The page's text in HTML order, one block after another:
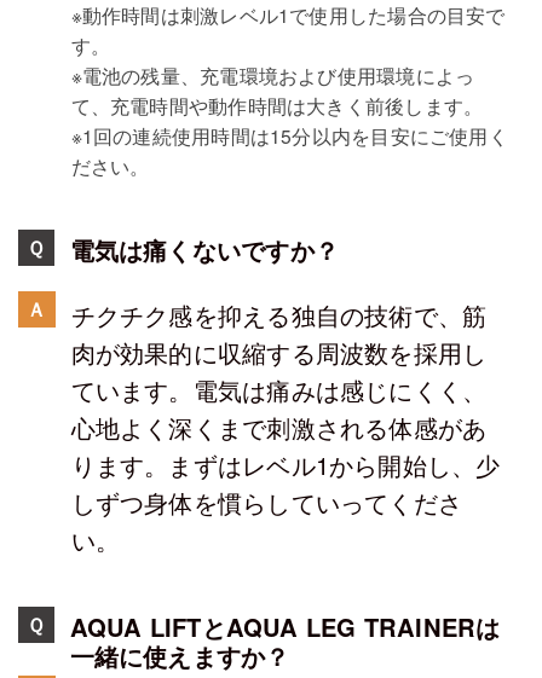
※動作時間は刺激レベル1で使用した場合の目安で
す。
※電池の残量、充電環境および使用環境によっ
て、充電時間や動作時間は大きく前後します。
※1回の連続使用時間は15分以内を目安にご使用く
ださい。
Ｑ 電気は痛くないですか？
Ａ
チクチク感を抑える独自の技術で、筋
肉が効果的に収縮する周波数を採用し
ています。電気は痛みは感じにくく、
心地よく深くまで刺激される体感があ
ります。まずはレベル1から開始し、少
しずつ身体を慣らしていってくださ
い。
Ｑ
AQUA LIFTとAQUA LEG TRAINERは
一緒に使えますか？